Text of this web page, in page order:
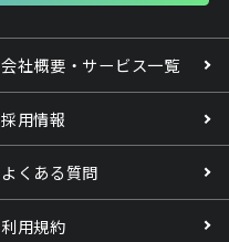
会社概要・サービス一覧
採用情報
よくある質問
利用規約